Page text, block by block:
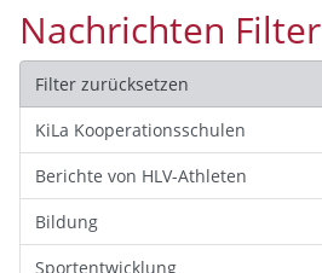
Nachrichten Filter
Filter zurücksetzen
KiLa Kooperationsschulen
Berichte von HLV-Athleten
Bildung
Sportentwicklung